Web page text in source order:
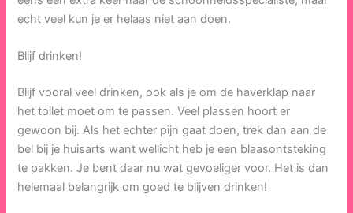
echt veel kun je er helaas niet aan doen.
Blijf drinken!
Blijf vooral veel drinken, ook als je om de haverklap naar
het toilet moet om te passen. Veel plassen hoort er
gewoon bij. Als het echter pijn gaat doen, trek dan aan de
bel bij je huisarts want wellicht heb je een blaasontsteking
te pakken. Je bent daar nu wat gevoeliger voor. Het is dan
helemaal belangrijk om goed te blijven drinken!